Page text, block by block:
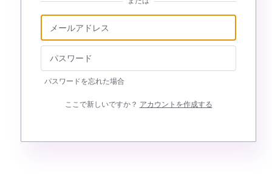
パスワードを忘れた場合
ここで新しいですか？ アカウントを作成する